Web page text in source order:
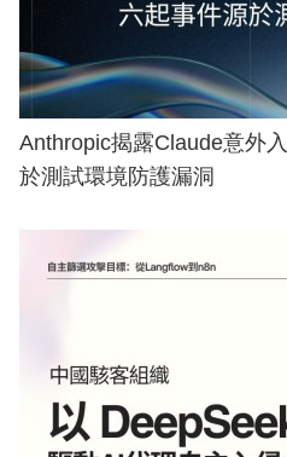
Anthropic揭露Claude意外
於測試環境防護漏洞